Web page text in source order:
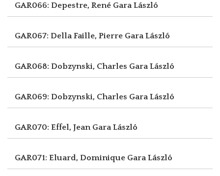
GAR066: Depestre, René Gara László
GAR067: Della Faille, Pierre Gara László
GAR068: Dobzynski, Charles Gara László
GAR069: Dobzynski, Charles Gara László
GAR070: Effel, Jean Gara László
GAR071: Eluard, Dominique Gara László